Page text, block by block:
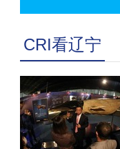
CRI看辽宁